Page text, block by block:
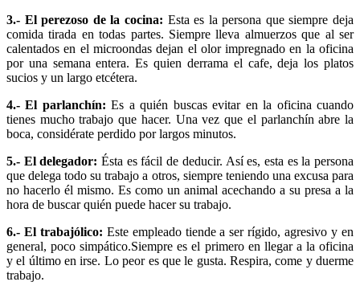
3.- El perezoso de la cocina: Esta es la persona que siempre deja
comida tirada en todas partes. Siempre lleva almuerzos que al ser
calentados en el microondas dejan el olor impregnado en la oficina
por una semana entera. Es quien derrama el cafe, deja los platos
sucios y un largo etcétera.
4.- El parlanchín:Es a quién buscas evitar en la oficina cuando
tienes mucho trabajo que hacer. Una vez que el parlanchín abre la
boca, considérate perdido por largos minutos.
5.- El delegador:Ésta es fácil de deducir. Así es, esta es la persona
que delega todo su trabajo a otros, siempre teniendo una excusa para
no hacerlo él mismo. Es como un animal acechando a su presa a la
hora de buscar quién puede hacer su trabajo.
6.- El trabajólico: Este empleado tiende a ser rígido, agresivo y en
general, poco simpático.Siempre es el primero en llegar a la oficina
y el último en irse. Lo peor es que le gusta. Respira, come y duerme
trabajo.